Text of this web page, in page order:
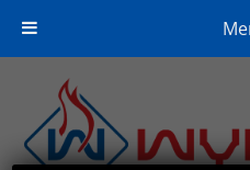
Hauptnavigation
springen
springen
Fußzeile
springen